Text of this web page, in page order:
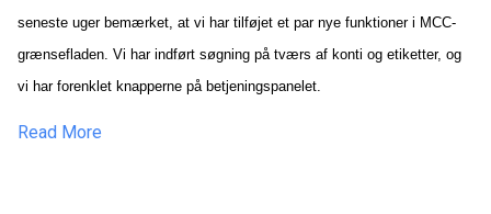
seneste uger bemærket, at vi har tilføjet et par nye funktioner i MCC-
grænsefladen. Vi har indført søgning på tværs af konti og etiketter, og
vi har forenklet knapperne på betjeningspanelet.
Read More